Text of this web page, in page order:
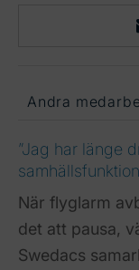
Andra
”Jag har länge
När flyglarm
det att pausa,
Swedacs